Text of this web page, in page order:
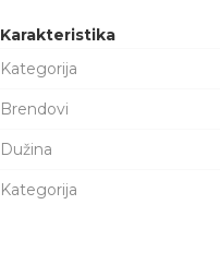
Karakteristika
Kategorija
Brendovi
Dužina
Kategorija